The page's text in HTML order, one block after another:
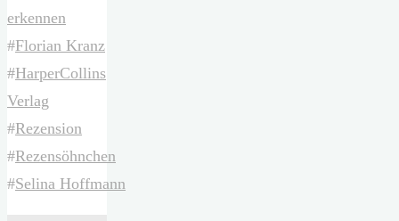
erkennen
#Florian Kranz
#HarperCollins
Verlag
#Rezension
#Rezensöhnchen
#Selina Hoffmann